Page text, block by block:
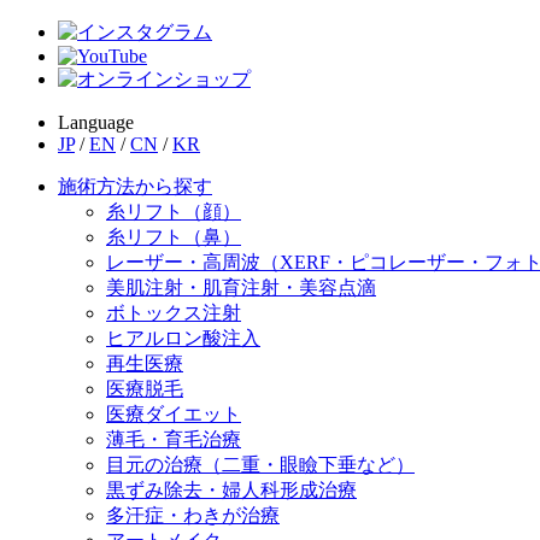
Language
JP / EN / CN / KR
施術方法から探す
糸リフト（顔）
糸リフト（鼻）
レーザー・高周波（XERF・ピコレーザー・フォ
美肌注射・肌育注射・美容点滴
ボトックス注射
ヒアルロン酸注入
再生医療
医療脱毛
医療ダイエット
薄毛・育毛治療
目元の治療（二重・眼瞼下垂など）
黒ずみ除去・婦人科形成治療
多汗症・わきが治療